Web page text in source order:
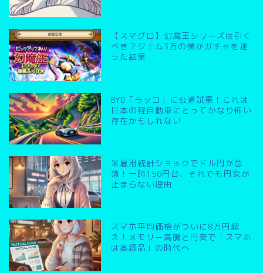
【スマグロ】幻魔王シリーズは引く
べき？ジェム3万の僕がガチャを迷
った結果
BYD「ラッコ」に公道試乗！これは
日本の軽自動車にとってかなり怖い
存在かもしれない
米雇用統計ショックでドル円が急
落！一時156円台、それでも円安が
止まらない理由
スマホ平均価格がついに8万円超
え！メモリー高騰と円安で「スマホ
は高級品」の時代へ